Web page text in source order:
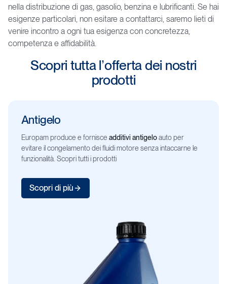
nella distribuzione di gas, gasolio, benzina e lubrificanti. Se hai
esigenze particolari, non esitare a contattarci, saremo lieti di
venire incontro a ogni tua esigenza con concretezza,
competenza e affidabilità.
Scopritutta l’offertadei nostri
prodotti
Antigelo
Europam produce e fornisce additivi antigeloauto per
evitare il congelamento dei fluidi motore senza intaccarne le
funzionalità. Scopri tutti i prodotti
Scopri di più